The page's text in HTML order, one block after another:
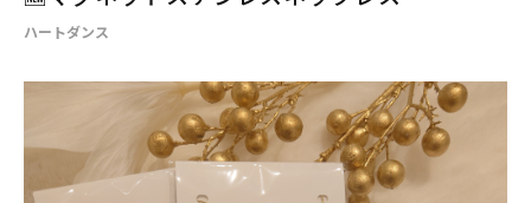
ハートダンス